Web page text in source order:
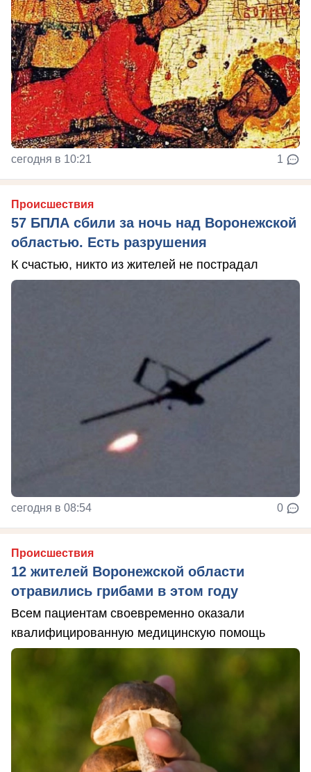
сегодня в 10:21 1
Происшествия
57 БПЛА сбили за ночь над Воронежской
областью. Есть разрушения
К счастью, никто из жителей не пострадал
сегодня в 08:54 0
Происшествия
12 жителей Воронежской области
отравились грибами в этом году
Всем пациентам своевременно оказали
квалифицированную медицинскую помощь